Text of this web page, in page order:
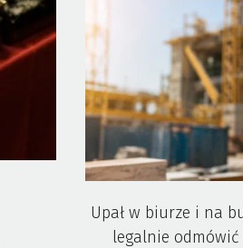
Upał w biurze i na
legalnie odmówić